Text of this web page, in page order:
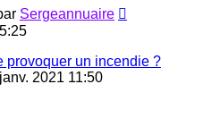
Sergeannuaire
provoquer un incendie ?
2021 11:50